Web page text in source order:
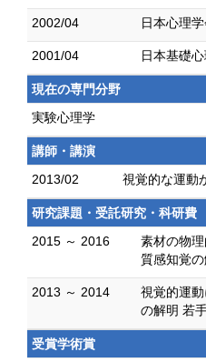
2002/04 日本心理
2001/04 日本基礎
現在の専門分野
実験心理学
講師・講演
2013/02
視覚的な運動
研究課題・受託研究・科研費
2015 ～ 2016
素材の物
質感知覚
2013 ～ 2014
視覚的運
の解明 若
受賞学術賞